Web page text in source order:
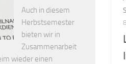
Auch in diesem
Herbstsemester
bieten wir in
Zusammenarbeit
wieder einen